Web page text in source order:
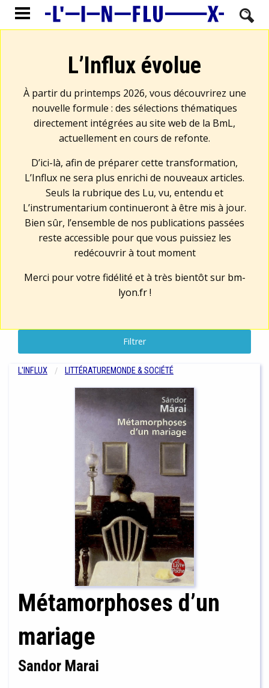
L’Influx évolue
À partir du printemps 2026, vous découvrirez une
nouvelle formule : des sélections thématiques
directement intégrées au site web de la BmL,
actuellement en cours de refonte.
D’ici-là, afin de préparer cette transformation,
L’Influx ne sera plus enrichi de nouveaux articles.
Seuls la rubrique des Lu, vu, entendu et
L’instrumentarium continueront à être mis à jour.
Bien sûr, l’ensemble de nos publications passées
reste accessible pour que vous puissiez les
redécouvrir à tout moment
Merci pour votre fidélité et à très bientôt sur bm-
lyon.fr!
Filtrer
L'INFLUX LITTÉRATUREMONDE & SOCIÉTÉ
Métamorphoses d’un
mariage
Sandor Marai